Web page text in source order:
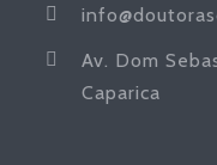
Av. Dom
Caparica